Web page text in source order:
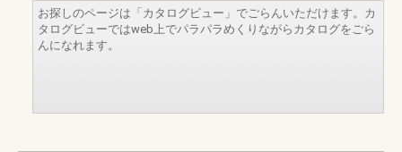
お探しのページは「カタログビュー」でごらんいただけます。カ
タログビューではweb上でパラパラめくりながらカタログをごら
んになれます。